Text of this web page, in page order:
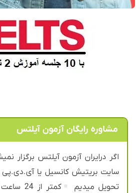
مشاوره رایگان آزمون آیلتس
اگر درایران آزمون آیلتس برگزار
سایت بریتیش کانسیل یا آی.دی.پی
تحویل میدیم
کمتر از 24 ساعت کانفرمیشن میگیریم